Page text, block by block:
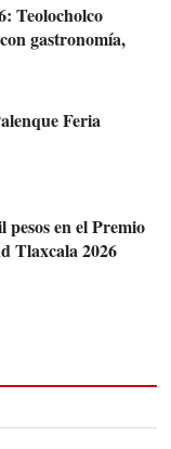
Teolocholco
gastronomía,
Feria
pesos en el Premio
Tlaxcala 2026